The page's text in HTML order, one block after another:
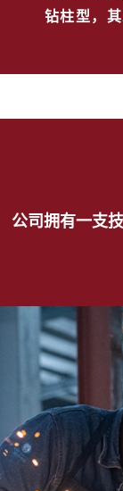
钻柱型，
Integral 3-
公司拥有一支